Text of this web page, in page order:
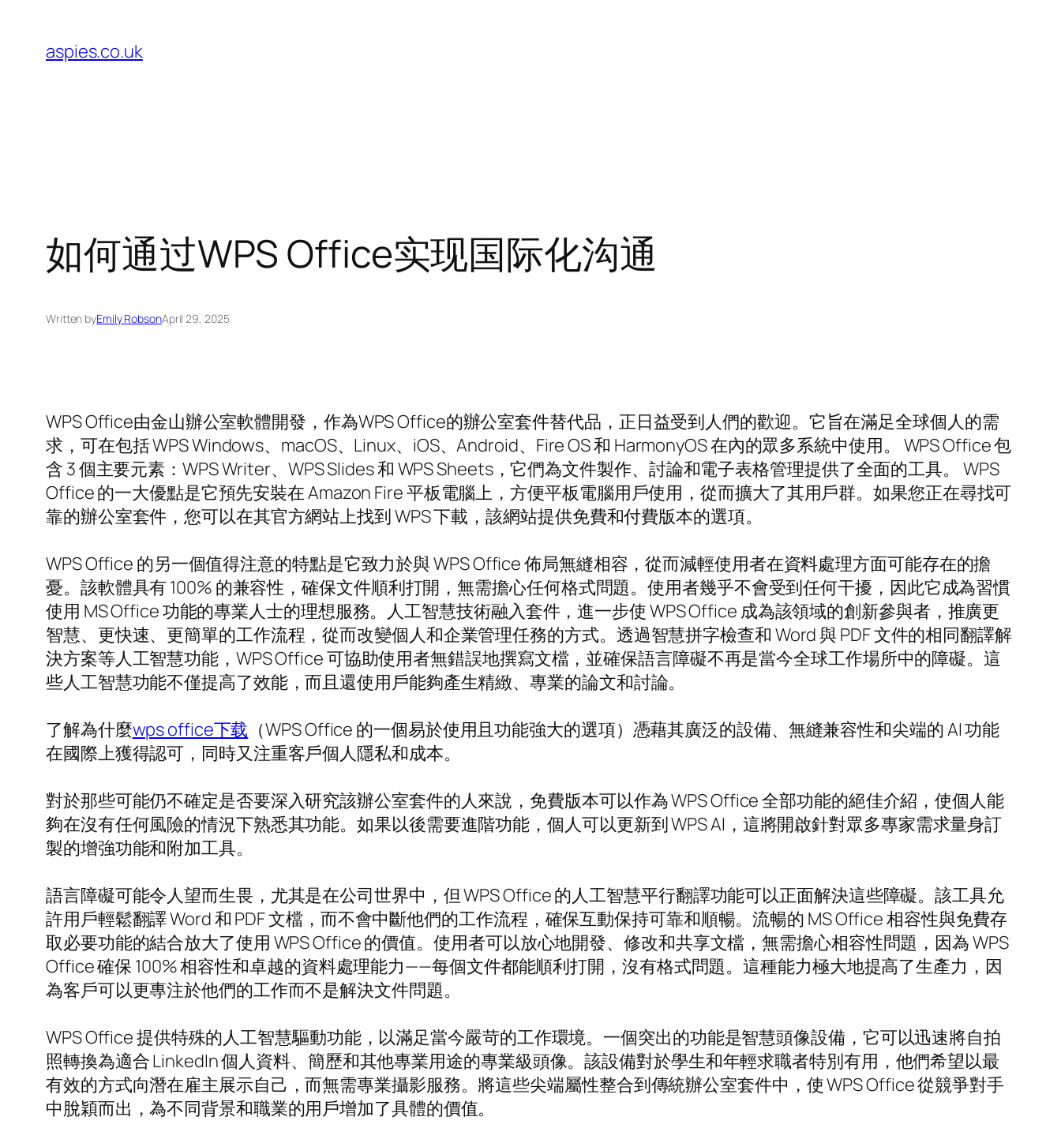
content
aspies.co.uk
如何通过WPS Office实现国际化沟通
Written byEmily RobsonApril 29, 2025
WPS Office由金山辦公室軟體開發，作為WPS Office的辦公室套件替代品，正日益受到人們的歡迎。它旨在滿足全球個人的需
求，可在包括 WPS Windows、macOS、Linux、iOS、Android、Fire OS 和 HarmonyOS 在內的眾多系統中使用。 WPS Office 包
含 3 個主要元素：WPS Writer、WPS Slides 和 WPS Sheets，它們為文件製作、討論和電子表格管理提供了全面的工具。 WPS
Office 的一大優點是它預先安裝在 Amazon Fire 平板電腦上，方便平板電腦用戶使用，從而擴大了其用戶群。如果您正在尋找可
靠的辦公室套件，您可以在其官方網站上找到 WPS 下載，該網站提供免費和付費版本的選項。
WPS Office 的另一個值得注意的特點是它致力於與 WPS Office 佈局無縫相容，從而減輕使用者在資料處理方面可能存在的擔
憂。該軟體具有 100% 的兼容性，確保文件順利打開，無需擔心任何格式問題。使用者幾乎不會受到任何干擾，因此它成為習慣
使用 MS Office 功能的專業人士的理想服務。人工智慧技術融入套件，進一步使 WPS Office 成為該領域的創新參與者，推廣更
智慧、更快速、更簡單的工作流程，從而改變個人和企業管理任務的方式。透過智慧拼字檢查和 Word 與 PDF 文件的相同翻譯解
決方案等人工智慧功能，WPS Office 可協助使用者無錯誤地撰寫文檔，並確保語言障礙不再是當今全球工作場所中的障礙。這
些人工智慧功能不僅提高了效能，而且還使用戶能夠產生精緻、專業的論文和討論。
了解為什麼wps office下载 （WPS Office 的一個易於使用且功能強大的選項）憑藉其廣泛的設備、無縫兼容性和尖端的 AI 功能
在國際上獲得認可，同時又注重客戶個人隱私和成本。
對於那些可能仍不確定是否要深入研究該辦公室套件的人來說，免費版本可以作為 WPS Office 全部功能的絕佳介紹，使個人能
夠在沒有任何風險的情況下熟悉其功能。如果以後需要進階功能，個人可以更新到 WPS AI，這將開啟針對眾多專家需求量身訂
製的增強功能和附加工具。
語言障礙可能令人望而生畏，尤其是在公司世界中，但 WPS Office 的人工智慧平行翻譯功能可以正面解決這些障礙。該工具允
許用戶輕鬆翻譯 Word 和 PDF 文檔，而不會中斷他們的工作流程，確保互動保持可靠和順暢。流暢的 MS Office 相容性與免費存
取必要功能的結合放大了使用 WPS Office 的價值。使用者可以放心地開發、修改和共享文檔，無需擔心相容性問題，因為 WPS
Office 確保 100% 相容性和卓越的資料處理能力——每個文件都能順利打開，沒有格式問題。這種能力極大地提高了生產力，因
為客戶可以更專注於他們的工作而不是解決文件問題。
WPS Office 提供特殊的人工智慧驅動功能，以滿足當今嚴苛的工作環境。一個突出的功能是智慧頭像設備，它可以迅速將自拍
照轉換為適合 LinkedIn 個人資料、簡歷和其他專業用途的專業級頭像。該設備對於學生和年輕求職者特別有用，他們希望以最
有效的方式向潛在雇主展示自己，而無需專業攝影服務。將這些尖端屬性整合到傳統辦公室套件中，使 WPS Office 從競爭對手
中脫穎而出，為不同背景和職業的用戶增加了具體的價值。